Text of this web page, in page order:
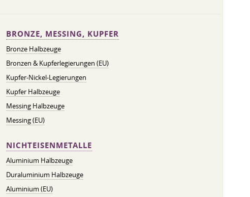
BRONZE, MESSING, KUPFER
Bronze Halbzeuge
Bronzen & Kupferlegierungen (EU)
Kupfer-Nickel-Legierungen
Kupfer Halbzeuge
Messing Halbzeuge
Messing (EU)
NICHTEISENMETALLE
Aluminium Halbzeuge
Duraluminium Halbzeuge
Aluminium (EU)